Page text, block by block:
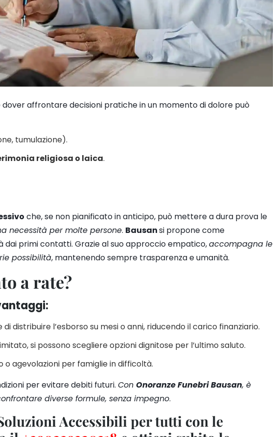
affrontare decisioni pratiche in un momento di dolore può
tumulazione).
religiosa o laica.
che, se non pianificato in anticipo, può mettere a dura prova le
necessità per molte persone. Bausansi propone come
dai primi contatti. Grazie al suo approccio empatico,accompagna le
possibilità, mantenendo sempre trasparenza e umanità.
a rate?
distribuire l’esborso su mesi o anni, riducendo il carico finanziario.
si possono scegliere opzioni dignitose per l’ultimo saluto.
o agevolazioni per famiglie in difficoltà.
per evitare debiti futuri.ConOnoranze Funebri Bausan, è
diverse formule, senza impegno.
Accessibili per tutti con le